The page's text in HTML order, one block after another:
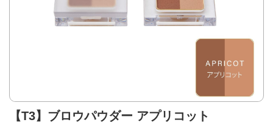
【T3】ブロウパウダー アプリコット